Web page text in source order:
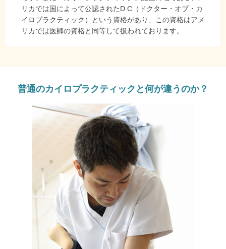
リカでは国によって公認されたD.C（ドクター・オブ・カ
イロプラクティック）という資格があり、この資格はアメ
リカでは医師の資格と同等して扱われております。
普通のカイロプラクティックと何が違うのか？